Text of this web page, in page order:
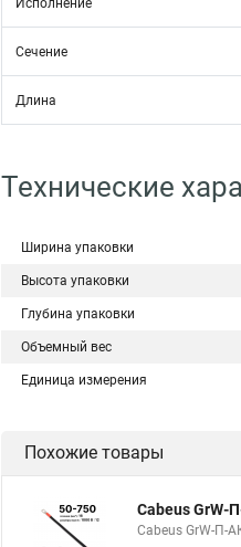
Исполнение
Сечение
Длина
Технические
Ширина упаковки
Высота упаковки
Глубина упаковки
Объемный вес
Единица измерения
Похожие товары
Cabeus
Cabeus GrW-П-